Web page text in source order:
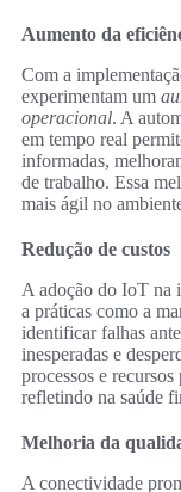
Aumento da
Com a
experimentam um
operacional. A
em tempo real
informadas,
de trabalho. Essa
mais ágil no
Redução de custos
A adoção do IoT na
a práticas como a
identificar falhas
inesperadas e
processos e
refletindo na saúde
Melhoria da
A conectividade